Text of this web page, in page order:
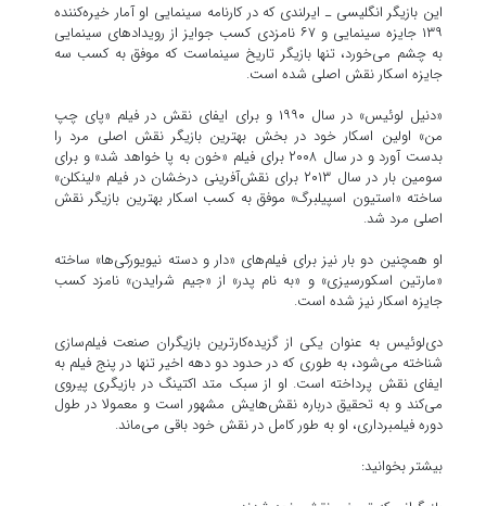
این بازیگر انگلیسی ـ ایرلندی که در کارنامه سینمایی او آمار خیره‌کننده
۱۳۹ جایزه سینمایی و ۶۷ نامزدی کسب جوایز از رویدادهای سینمایی
به چشم‌ می‌خورد، تنها بازیگر تاریخ سینماست که موفق به کسب سه
جایزه اسکار نقش اصلی شده است.
«دنیل لوئیس» در سال ۱۹۹۰ و برای ایفای نقش در فیلم «پای چپ
من» اولین اسکار خود در بخش بهترین بازیگر نقش اصلی مرد را
بدست آورد و در سال ۲۰۰۸ برای فیلم «خون به پا خواهد شد» و برای
سومین ‌بار در سال ۲۰۱۳ برای نقش‌آفرینی درخشان در فیلم «لینکلن»
ساخته «استیون اسپیلبرگ» موفق به کسب اسکار بهترین بازیگر نقش
اصلی مرد شد.
او همچنین دو بار نیز برای فیلم‌های «دار و دسته نیویورکی‌ها» ساخته
«مارتین اسکورسیزی» و «به نام پدر» از «جیم شرایدن» نامزد کسب
جایزه اسکار نیز شده است.
دی‌لوئیس به عنوان یکی از گزیده‌کارترین بازیگران صنعت فیلم‌سازی
شناخته می‌شود، به طوری که در حدود دو دهه اخیر تنها در پنج فیلم به
ایفای نقش پرداخته است. او از سبک متد اکتینگ در بازیگری پیروی
می‌کند و به تحقیق درباره نقش‌هایش مشهور است و معمولا در طول
دوره فیلمبرداری، او به طور کامل در نقش خود باقی می‌ماند.
بیشتر بخوانید: